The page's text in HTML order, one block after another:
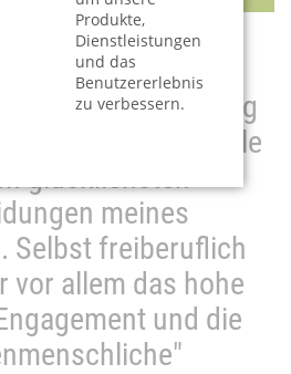
Schuldnerberatung
zu lassen, zähle
glücklichsten
meines
Selbst freiberuflich
vor allem das hohe
und die
Produkte,
Dienstleistungen
und das
Benutzererlebnis
zu verbessern.